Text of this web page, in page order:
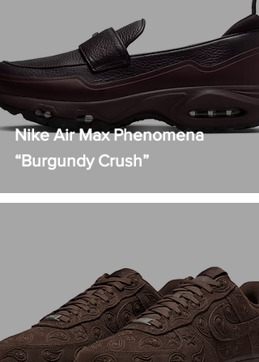
Nike Air Max Phenomena
“Burgundy Crush”